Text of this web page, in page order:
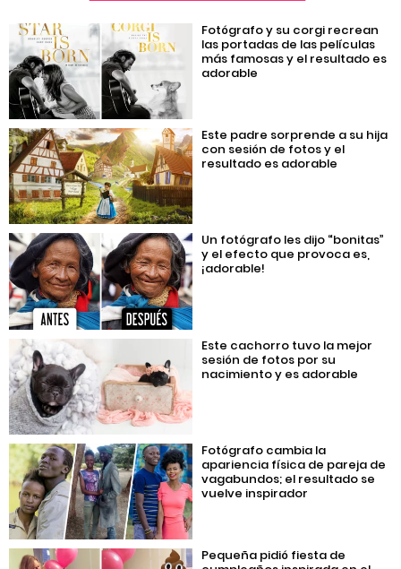
Fotógrafo y su corgi recrean
las portadas de las películas
más famosas y el resultado es
adorable
Este padre sorprende a su hija
con sesión de fotos y el
resultado es adorable
Un fotógrafo les dijo “bonitas”
y el efecto que provoca es,
¡adorable!
Este cachorro tuvo la mejor
sesión de fotos por su
nacimiento y es adorable
Fotógrafo cambia la
apariencia física de pareja de
vagabundos; el resultado se
vuelve inspirador
Pequeña pidió fiesta de